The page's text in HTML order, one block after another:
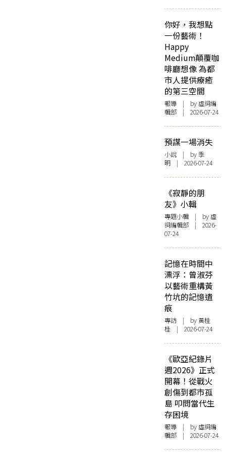
你好，我想點
一份藝術！
Happy
Medium顛覆咖
啡廳想像 為都
市人提供療癒
的第三空間
報導 | by 虛詞編
輯部 | 2026-07-24
預謀一場消失
小說 | by 季
明 | 2026-07-24
《寂靜的朋
友》小輯
專題小輯 | by 虛
詞編輯部 | 2026-
07-24
記憶在時間中
漂浮：曾淑芬
以藝術重構黃
竹坑的記憶遺
痕
專訪 | by 黃桂
桂 | 2026-07-24
《歐亞紀錄片
週2026》正式
開幕！從戰火
創傷到都市孤
島 叩問當代生
存困境
報導 | by 虛詞編
輯部 | 2026-07-24